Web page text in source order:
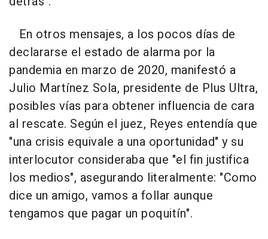
En otros mensajes, a los pocos días de
declararse el estado de alarma por la
pandemia en marzo de 2020, manifestó a
Julio Martínez Sola, presidente de Plus Ultra,
posibles vías para obtener influencia de cara
al rescate. Según el juez, Reyes entendía que
"una crisis equivale a una oportunidad" y su
interlocutor consideraba que "el fin justifica
los medios", asegurando literalmente: "Como
dice un amigo, vamos a follar aunque
tengamos que pagar un poquitín".